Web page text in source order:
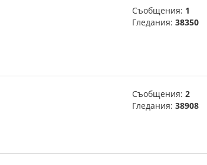
Съобщения: 1
Гледания: 38350
Съобщения: 2
Гледания: 38908